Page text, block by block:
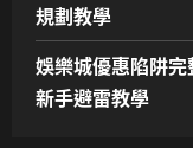
規劃教學
娛樂城優惠陷阱
新手避雷教學